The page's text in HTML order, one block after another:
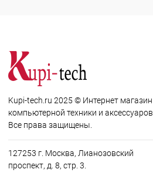
Kupi-tech.ru 2025 © Интернет магазин
компьютерной техники и аксессуаров.
Все права защищены.
127253 г. Москва, Лианозовский
проспект, д. 8, стр. 3.